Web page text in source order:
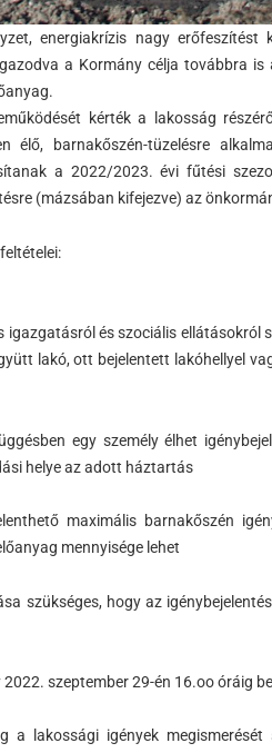
energiakrízis nagy erőfeszítést
a Kormány célja továbbra
kérték a lakosság
élő, barnakőszén-tüzelésre
a 2022/2023. évi fűtési
(mázsában kifejezve) az
igazgatásról és szociális ellátásokról
lakó, ott bejelentett lakóhellyel
egy személy élhet
helye az adott háztartás
maximális barnakőszén
mennyisége lehet
szükséges, hogy az
szeptember 29-én 16.oo óráig
a lakossági igények